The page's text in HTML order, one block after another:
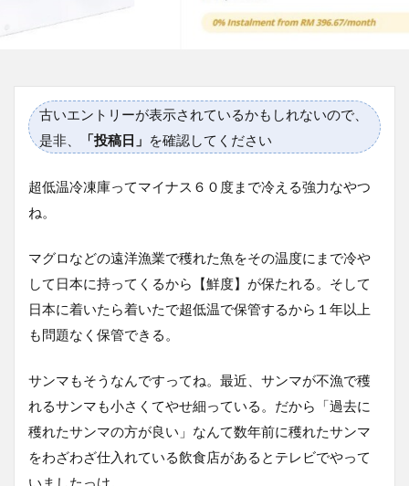
古いエントリーが表示されているかもしれないので、
是非、
「投稿日」 を確認してください
超低温冷凍庫ってマイナス６０度まで冷える強力なやつ
ね。
マグロなどの遠洋漁業で穫れた魚をその温度にまで冷や
して日本に持ってくるから【鮮度】が保たれる。そして
日本に着いたら着いたで超低温で保管するから１年以上
も問題なく保管できる。
サンマもそうなんですってね。最近、サンマが不漁で穫
れるサンマも小さくてやせ細っている。だから「過去に
穫れたサンマの方が良い」なんて数年前に穫れたサンマ
をわざわざ仕入れている飲食店があるとテレビでやって
いましたっけ。